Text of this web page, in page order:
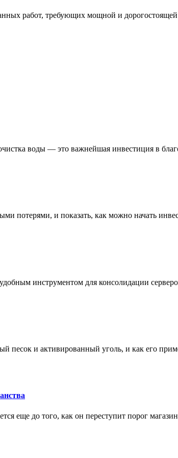
работ, требующих мощной и
воды — это важнейшая инвестиция в
потерями, и показать, как можно начать
инструментом для консолидации
песок и активированный уголь, и как его
еще до того, как он переступит порог